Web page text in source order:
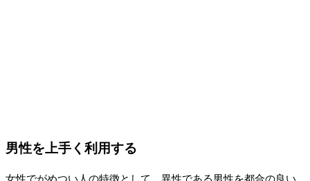
男性を上手く利用する
女性でがめつい人の特徴として、異性である男性を都合の良い